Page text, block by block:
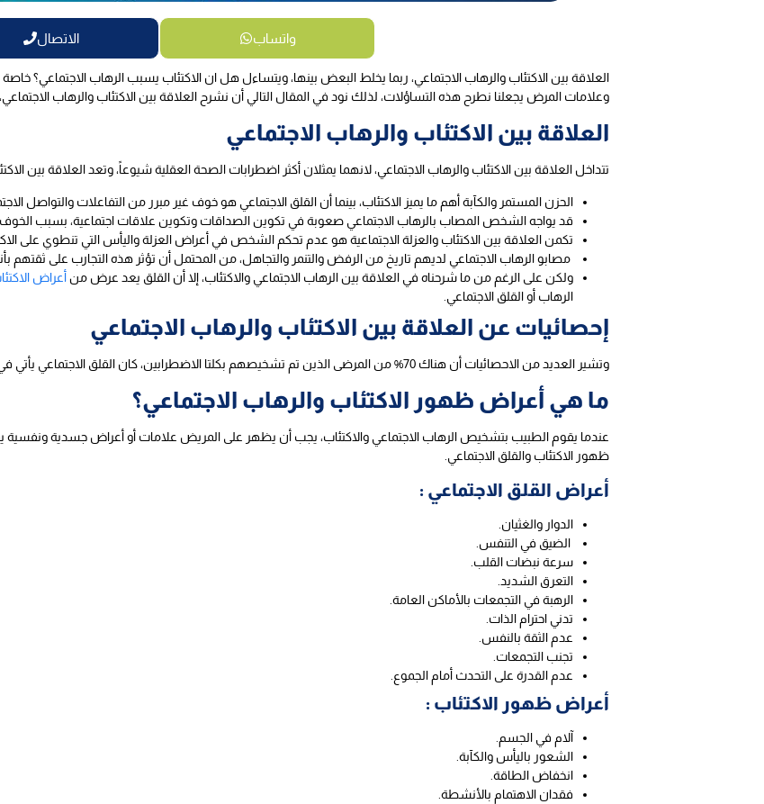
واتساب الاتصال
العلاقة بين الاكتئاب والرهاب الاجتماعي، ربما يخلط البعض بينها، ويتساءل هل ان الاكتئاب يسبب الرهاب الاجتماعي؟
وعلامات المرض يجعلنا نطرح هذه التساؤلات، لذلك نود في المقال التالي أن نشرح العلاقة بين الاكتئاب والرهاب
العلاقة بين الاكتئاب والرهاب الاجتماعي
تتداخل العلاقة بين الاكتئاب والرهاب الاجتماعي، لانهما يمثلان أكثر اضطرابات الصحة العقلية شيوعاً، وتعد العلاقة بين
الحزن المستمر والكآبة أهم ما يميز الاكتئاب، بينما أن القلق الاجتماعي هو خوف غير مبرر من التفاعلات والتواصل
قد يواجه الشخص المصاب بالرهاب الاجتماعي صعوبة في تكوين الصداقات وتكوين علاقات اجتماعية، بسبب الخوف
تكمن العلاقة بين الاكتئاب والعزلة الاجتماعية هو عدم تحكم الشخص في أعراض العزلة واليأس التي تنطوي على
مصابو الرهاب الاجتماعي لديهم تاريخ من الرفض والتنمر والتجاهل، من المحتمل أن تؤثر هذه التجارب على ثقتهم
ولكن على الرغم من ما شرحناه في العلاقة بين الرهاب الاجتماعي والاكتئاب، إلا أن القلق يعد عرض منأعراض
الرهاب أو القلق الاجتماعي.
إحصائيات عن العلاقة بين الاكتئاب والرهاب الاجتماعي
وتشير العديد من الاحصائيات أن هناك 70% من المرضى الذين تم تشخيصهم بكلتا الاضطرابين، كان القلق الاجتماعي يأتي في البداية، ثم بعد ذلك يصابون بالاكتئاب.
ما هي أعراض ظهور الاكتئاب والرهاب الاجتماعي؟
عندما يقوم الطبيب بتشخيص الرهاب الاجتماعي والاكتئاب، يجب أن يظهر على المريض علامات أو أعراض جسدية
ظهور الاكتئاب والقلق الاجتماعي.
أعراض القلق الاجتماعي :
الدوار والغثيان.
الضيق في التنفس.
سرعة نبضات القلب.
التعرق الشديد.
الرهبة في التجمعات بالأماكن العامة.
تدني احترام الذات.
عدم الثقة بالنفس.
تجنب التجمعات.
عدم القدرة على التحدث أمام الجموع.
أعراض ظهور الاكتئاب :
آلام في الجسم.
الشعور باليأس والكآبة.
انخفاض الطاقة.
فقدان الاهتمام بالأنشطة.